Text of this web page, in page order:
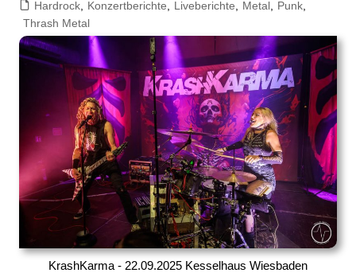
Hardrock, Konzertberichte Liveberichte Metal, Punk,
Thrash Metal
KrashKarma - 22.09.2025 Kesselhaus Wiesbaden